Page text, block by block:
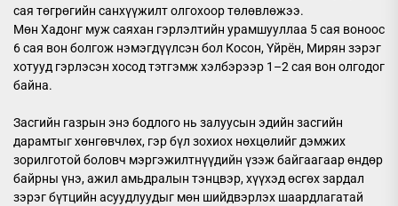
сая төгрөгийн санхүүжилт олгохоор төлөвлөжээ.
Мөн Хадонг муж саяхан гэрлэлтийн урамшууллаа 5 сая воноос
6 сая вон болгож нэмэгдүүлсэн бол Косон, Үйрён, Мирян зэрэг
хотууд гэрлэсэн хосод тэтгэмж хэлбэрээр 1–2 сая вон олгодог
байна.
Засгийн газрын энэ бодлого нь залуусын эдийн засгийн
дарамтыг хөнгөвчлөх, гэр бүл зохиох нөхцөлийг дэмжих
зорилготой боловч мэргэжилтнүүдийн үзэж байгаагаар өндөр
байрны үнэ, ажил амьдралын тэнцвэр, хүүхэд өсгөх зардал
зэрэг бүтцийн асуудлуудыг мөн шийдвэрлэх шаардлагатай